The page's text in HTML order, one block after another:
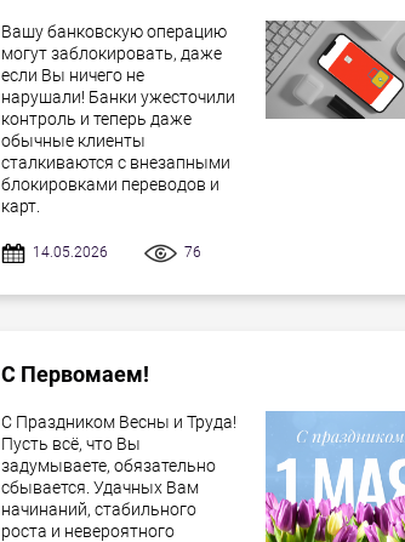
Вашу банковскую операцию
могут заблокировать, даже
если Вы ничего не
нарушали! Банки ужесточили
контроль и теперь даже
обычные клиенты
сталкиваются с внезапными
блокировками переводов и
карт.
14.05.2026 76
С Первомаем!
С Праздником Весны и Труда!
Пусть всё, что Вы
задумываете, обязательно
сбывается. Удачных Вам
начинаний, стабильного
роста и невероятного